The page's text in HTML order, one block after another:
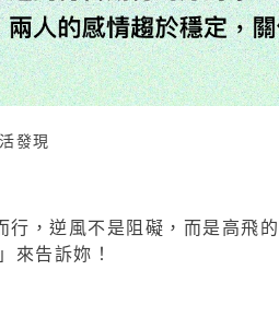
發現
行，逆風不是阻礙，而是高飛
來告訴妳！